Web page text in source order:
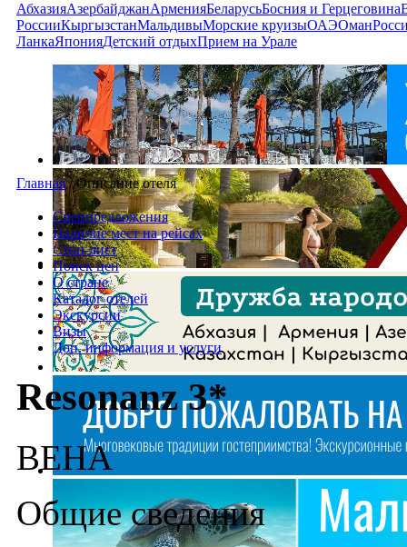
АбхазияАзербайджанАрменияБеларусьБосния и Герцеговина
РоссииКыргызстанМальдивыМорские круизыОАЭОман
ЛанкаЯпонияДетский отдыхПрием на Урале
Главная /Описание отеля
Спецпредложения
Наличие мест на рейсах
Стоп-лист
Поиск цен
О стране
Каталог отелей
Экскурсии
Визы
Доп. информация и услуги
Resonanz 3*
ВЕНА
Общие сведения